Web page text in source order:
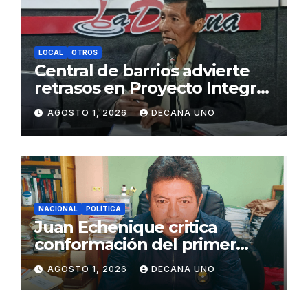
LOCAL OTROS
Central de barrios advierte
retrasos en Proyecto Integral
de Agua y Alcantarillado para
Juliaca
AGOSTO 1, 2026 DECANA UNO
NACIONAL POLÍTICA
Juan Echenique critica
conformación del primer
gabinete ministerial de Keiko
Fujimori
AGOSTO 1, 2026 DECANA UNO